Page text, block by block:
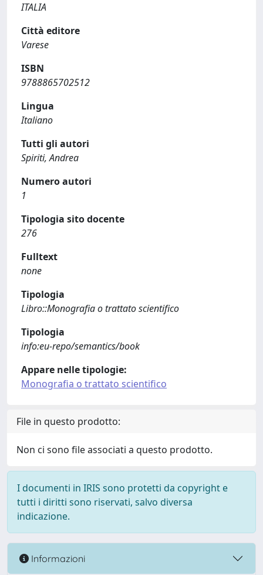
ITALIA
Città editore
Varese
ISBN
9788865702512
Lingua
Italiano
Tutti gli autori
Spiriti, Andrea
Numero autori
1
Tipologia sito docente
276
Fulltext
none
Tipologia
Libro::Monografia o trattato scientifico
Tipologia
info:eu-repo/semantics/book
Appare nelle tipologie:
Monografia o trattato scientifico
File in questo prodotto:
Non ci sono file associati a questo prodotto.
I documenti in IRIS sono protetti da copyright e
tutti i diritti sono riservati, salvo diversa
indicazione.
Informazioni